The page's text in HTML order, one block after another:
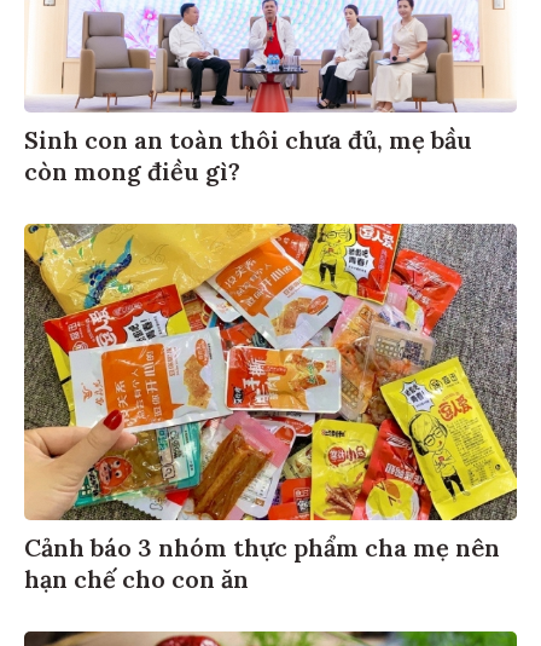
Sinh con an toàn thôi chưa đủ, mẹ bầu
còn mong điều gì?
Cảnh báo 3 nhóm thực phẩm cha mẹ nên
hạn chế cho con ăn